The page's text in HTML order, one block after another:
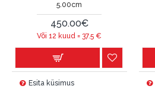
5.00cm
450.00€
Või 12 kuud =37.5 €
Esita küsimus